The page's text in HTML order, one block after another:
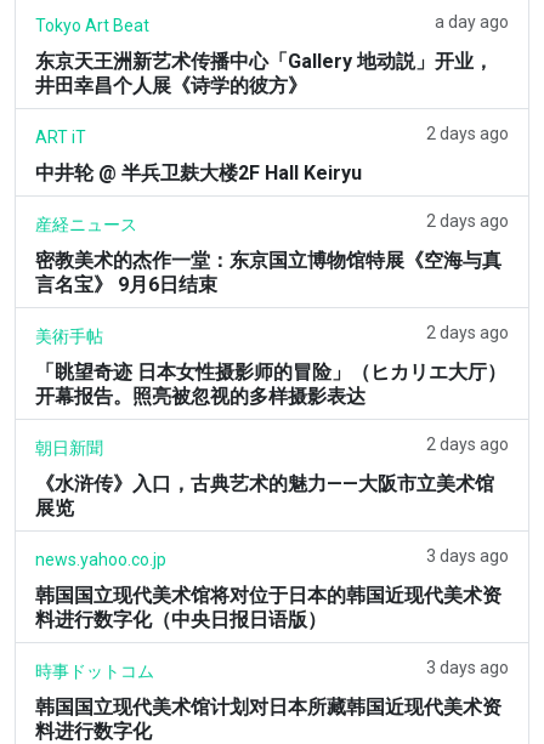
Tokyo Art Beat a day ago
东京天王洲新艺术传播中心「Gallery 地动説」开业，
井田幸昌个人展《诗学的彼方》
ART iT 2 days ago
中井轮 @ 半兵卫麸大楼2F Hall Keiryu
産経ニュース 2 days ago
密教美术的杰作一堂：东京国立博物馆特展《空海与真
言名宝》 9月6日结束
美術手帖 2 days ago
「眺望奇迹 日本女性摄影师的冒险」（ヒカリエ大厅）
开幕报告。照亮被忽视的多样摄影表达
朝日新聞 2 days ago
《水浒传》入口，古典艺术的魅力——大阪市立美术馆
展览
news.yahoo.co.jp 3 days ago
韩国国立现代美术馆将对位于日本的韩国近现代美术资
料进行数字化（中央日报日语版）
時事ドットコム 3 days ago
韩国国立现代美术馆计划对日本所藏韩国近现代美术资
料进行数字化